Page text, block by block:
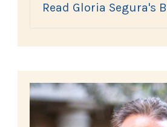
Read Gloria Segura's